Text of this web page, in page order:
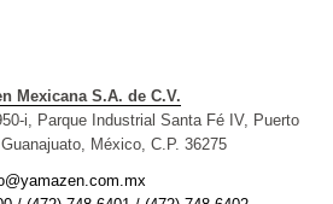
Mexicana S.A. de C.V.
i, Parque Industrial Santa Fé IV, Puerto
México, C.P. 36275